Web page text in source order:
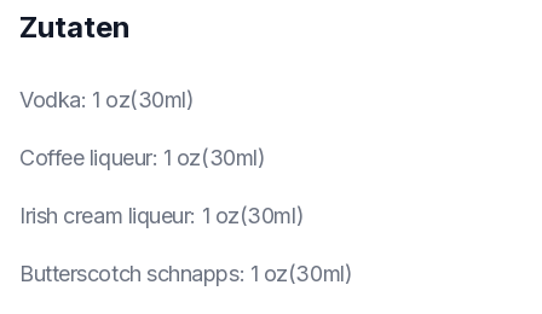
Zutaten
Vodka: 1 oz(30ml)
Coffee liqueur: 1 oz(30ml)
Irish cream liqueur: 1 oz(30ml)
Butterscotch schnapps: 1 oz(30ml)